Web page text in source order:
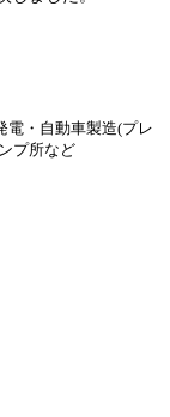
電・自動車製造(プレ
プ所など